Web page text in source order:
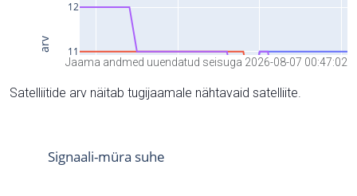
Jaama andmed uuendatud seisuga 2026-08-07 00:47:02
Satelliitide arv näitab tugijaamale nähtavaid satelliite.